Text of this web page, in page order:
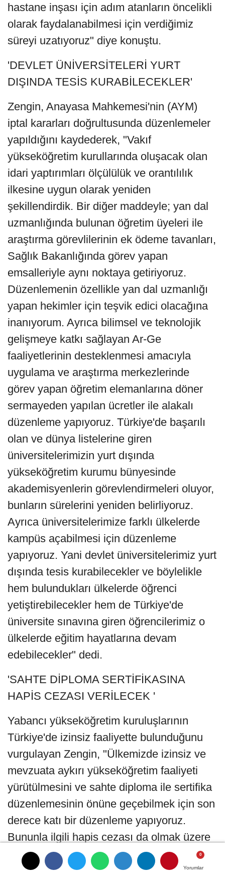
Yorumlar
Yorumlar
Yorumlar
hastane inşası için adım atanların öncelikli
olarak faydalanabilmesi için verdiğimiz
süreyi uzatıyoruz" diye konuştu.
'DEVLET ÜNİVERSİTELERİ YURT
DIŞINDA TESİS KURABİLECEKLER'
Zengin, Anayasa Mahkemesi'nin (AYM)
iptal kararları doğrultusunda düzenlemeler
yapıldığını kaydederek, "Vakıf
yükseköğretim kurullarında oluşacak olan
idari yaptırımları ölçülülük ve orantılılık
ilkesine uygun olarak yeniden
şekillendirdik. Bir diğer maddeyle; yan dal
uzmanlığında bulunan öğretim üyeleri ile
araştırma görevlilerinin ek ödeme tavanları,
Sağlık Bakanlığında görev yapan
emsalleriyle aynı noktaya getiriyoruz.
Düzenlemenin özellikle yan dal uzmanlığı
yapan hekimler için teşvik edici olacağına
inanıyorum. Ayrıca bilimsel ve teknolojik
gelişmeye katkı sağlayan Ar-Ge
faaliyetlerinin desteklenmesi amacıyla
uygulama ve araştırma merkezlerinde
görev yapan öğretim elemanlarına döner
sermayeden yapılan ücretler ile alakalı
düzenleme yapıyoruz. Türkiye'de başarılı
olan ve dünya listelerine giren
üniversitelerimizin yurt dışında
yükseköğretim kurumu bünyesinde
akademisyenlerin görevlendirmeleri oluyor,
bunların sürelerini yeniden belirliyoruz.
Ayrıca üniversitelerimize farklı ülkelerde
kampüs açabilmesi için düzenleme
yapıyoruz. Yani devlet üniversitelerimiz yurt
dışında tesis kurabilecekler ve böylelikle
hem bulundukları ülkelerde öğrenci
yetiştirebilecekler hem de Türkiye'de
üniversite sınavına giren öğrencilerimiz o
ülkelerde eğitim hayatlarına devam
edebilecekler" dedi.
'SAHTE DİPLOMA SERTİFİKASINA
HAPİS CEZASI VERİLECEK '
Yabancı yükseköğretim kuruluşlarının
Türkiye'de izinsiz faaliyette bulunduğunu
vurgulayan Zengin, "Ülkemizde izinsiz ve
mevzuata aykırı yükseköğretim faaliyeti
yürütülmesini ve sahte diploma ile sertifika
düzenlemesinin önüne geçebilmek için son
derece katı bir düzenleme yapıyoruz.
Bununla ilgili hapis cezası da olmak üzere
bu tarz fiilleri cezalandırarak bunun önüne
geçecek ve bir anlamıyla da kamuoyunu,